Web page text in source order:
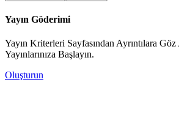
Yayın Göderimi
Yayın Kriterleri Sayfasından Ayrıntılara
Yayınlarınıza Başlayın.
Oluşturun